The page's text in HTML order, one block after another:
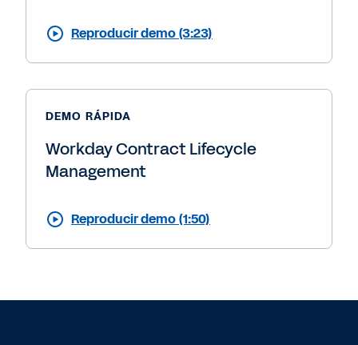
Reproducir demo (3:23)
DEMO RÁPIDA
Workday Contract Lifecycle
Management
Reproducir demo (1:50)